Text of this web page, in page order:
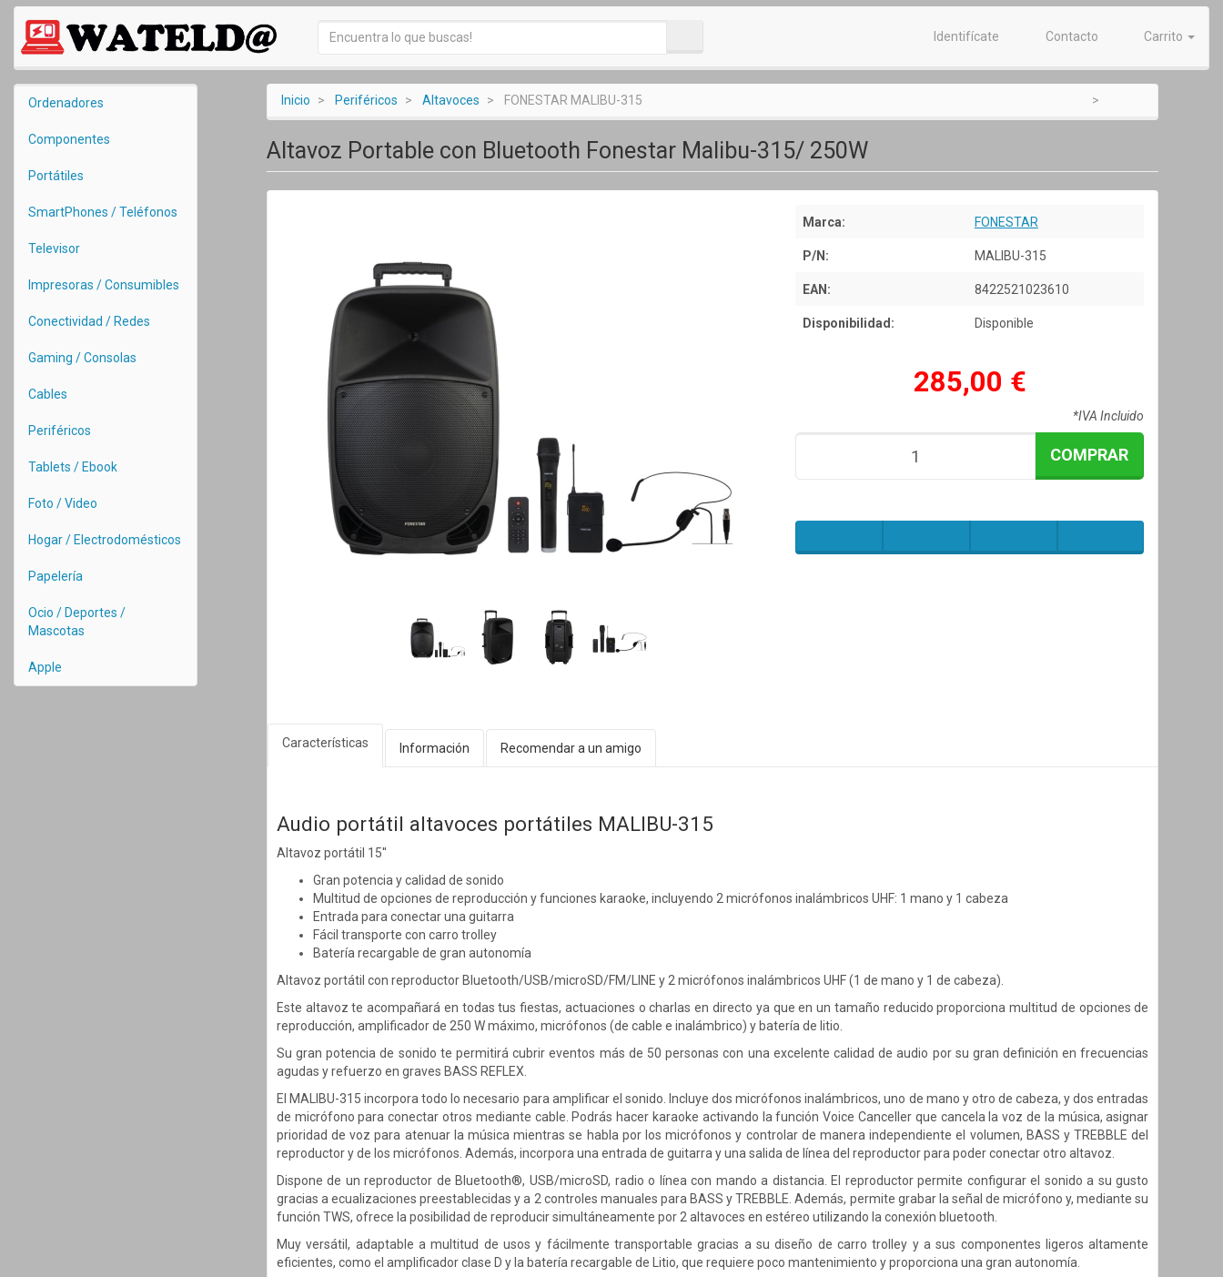
Identifícate Contacto Carrito
Ordenadores
Componentes
Portátiles
SmartPhones / Teléfonos
Televisor
Impresoras / Consumibles
Conectividad / Redes
Gaming / Consolas
Cables
Periféricos
Tablets / Ebook
Foto / Video
Hogar / Electrodomésticos
Papelería
Ocio / Deportes /
Mascotas
Apple
Inicio Periféricos Altavoces FONESTAR MALIBU-315
Altavoz Portable con Bluetooth Fonestar Malibu-315/ 250W
Marca: FONESTAR
P/N: MALIBU-315
EAN: 8422521023610
Disponibilidad: Disponible
285,00 €
*IVA Incluido
COMPRAR
Características Información Recomendar a un amigo
Audio portátil altavoces portátiles MALIBU-315
Altavoz portátil 15''
Gran potencia y calidad de sonido
Multitud de opciones de reproducción y funciones karaoke, incluyendo 2 micrófonos inalámbricos UHF: 1 mano y 1 cabeza
Entrada para conectar una guitarra
Fácil transporte con carro trolley
Batería recargable de gran autonomía
Altavoz portátil con reproductor Bluetooth/USB/microSD/FM/LINE y 2 micrófonos inalámbricos UHF (1 de mano y 1 de cabeza).
Este altavoz te acompañará en todas tus fiestas, actuaciones o charlas en directo ya que en un tamaño reducido proporciona multitud de opciones de
reproducción, amplificador de 250 W máximo, micrófonos (de cable e inalámbrico) y batería de litio.
Su gran potencia de sonido te permitirá cubrir eventos más de 50 personas con una excelente calidad de audio por su gran definición en frecuencias
agudas y refuerzo en graves BASS REFLEX.
El MALIBU-315 incorpora todo lo necesario para amplificar el sonido. Incluye dos micrófonos inalámbricos, uno de mano y otro de cabeza, y dos entradas
de micrófono para conectar otros mediante cable. Podrás hacer karaoke activando la función Voice Canceller que cancela la voz de la música, asignar
prioridad de voz para atenuar la música mientras se habla por los micrófonos y controlar de manera independiente el volumen, BASS y TREBBLE del
reproductor y de los micrófonos. Además, incorpora una entrada de guitarra y una salida de línea del reproductor para poder conectar otro altavoz.
Dispone de un reproductor de Bluetooth®, USB/microSD, radio o línea con mando a distancia. El reproductor permite configurar el sonido a su gusto
gracias a ecualizaciones preestablecidas y a 2 controles manuales para BASS y TREBBLE. Además, permite grabar la señal de micrófono y, mediante su
función TWS, ofrece la posibilidad de reproducir simultáneamente por 2 altavoces en estéreo utilizando la conexión bluetooth.
Muy versátil, adaptable a multitud de usos y fácilmente transportable gracias a su diseño de carro trolley y a sus componentes ligeros altamente
eficientes, como el amplificador clase D y la batería recargable de Litio, que requiere poco mantenimiento y proporciona una gran autonomía.